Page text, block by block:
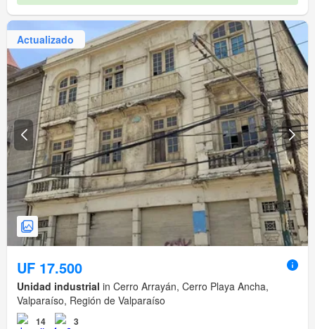
Actualizado
UF 17.500
Unidad industrial in Cerro Arrayán, Cerro Playa Ancha,
Valparaíso, Región de Valparaíso
14 3